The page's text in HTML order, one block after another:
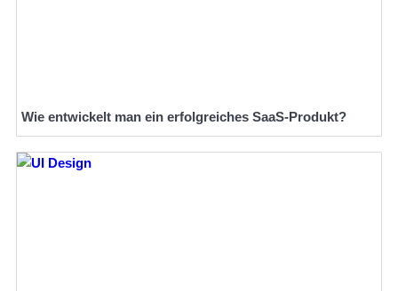
Wie entwickelt man ein erfolgreiches SaaS-Produkt?